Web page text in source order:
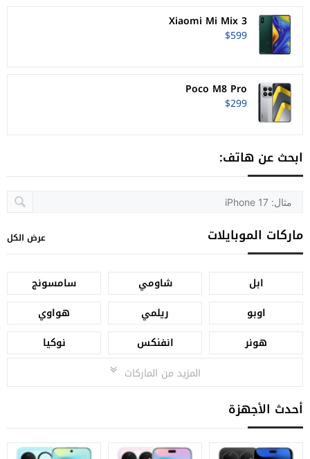
Xiaomi Mi Mix 3
$599
Poco M8 Pro
$299
ابحث عن هاتف:
ماركات الموبايلات عرض الكل
ابل شاومي
سامسونج
اوبو
ريلمي
هواوي
هونر
انفنكس
نوكيا
المزيد من الماركات
أحدث الأجهزة